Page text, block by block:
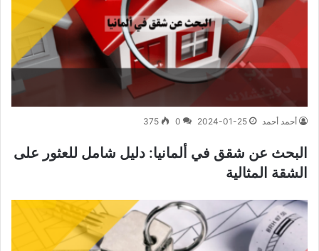
أحمد أحمد 2024-01-25
0
375
البحث عن شقق في ألمانيا: دليل شامل للعثور على
الشقة المثالية